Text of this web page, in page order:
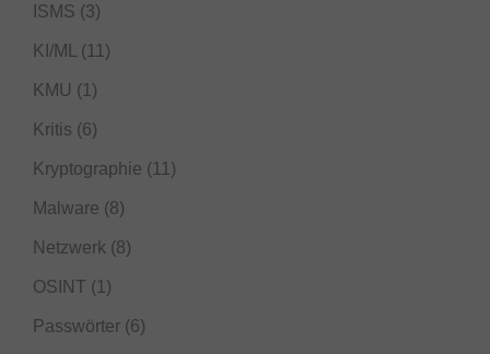
ISMS (3)
KI/ML (11)
KMU (1)
Kritis (6)
Kryptographie (11)
Malware (8)
Netzwerk (8)
OSINT (1)
Passwörter (6)